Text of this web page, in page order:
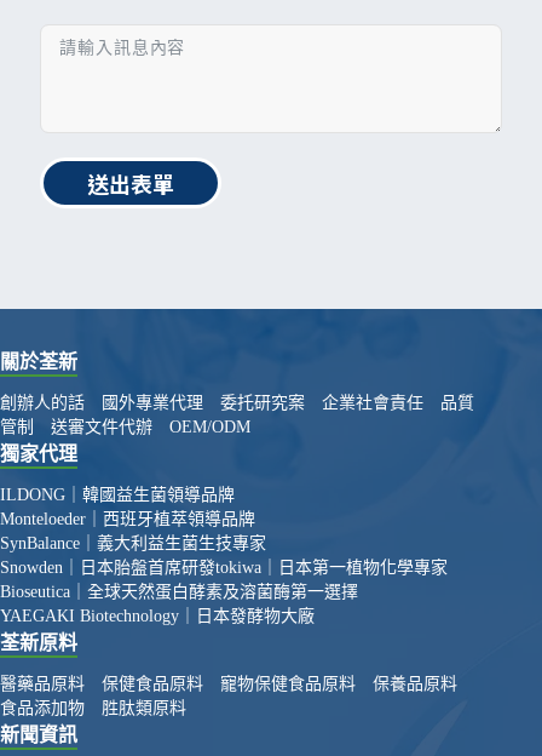
送出表單
關於荃新
創辦人的話 國外專業代理 委托研究案 企業社會責任
品質
管制
送審文件代辦 OEM/ODM
獨家代理
ILDONG｜韓國益生菌領導品牌
Monteloeder｜西班牙植萃領導品牌
SynBalance｜義大利益生菌生技專家
Snowden｜日本胎盤首席研發tokiwa｜日本第一植物化學專家
Bioseutica｜全球天然蛋白酵素及溶菌酶第一選擇
YAEGAKI Biotechnology｜日本發酵物大廠
荃新原料
醫藥品原料 保健食品原料 寵物保健食品原料
保養品原料
食品添加物
胜肽類原料
新聞資訊